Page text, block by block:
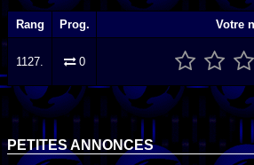
Rang Prog. Votre
1127. 0
PETITES ANNONCES